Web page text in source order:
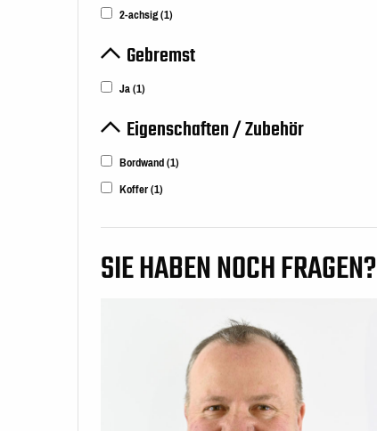
2-achsig(1)
Gebremst
Ja(1)
Eigenschaften / Zubehör
Bordwand(1)
Koffer(1)
SIE HABEN NOCH FRAGEN?